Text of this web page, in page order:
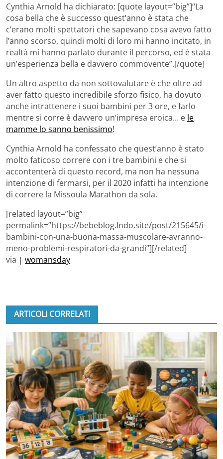
Cynthia Arnold ha dichiarato: [quote layout=”big”]“La
cosa bella che è successo quest’anno è stata che
c’erano molti spettatori che sapevano cosa avevo fatto
l’anno scorso, quindi molti di loro mi hanno incitato, in
realtà mi hanno parlato durante il percorso, ed è stata
un’esperienza bella e davvero commovente”.[/quote]
Un altro aspetto da non sottovalutare è che oltre ad
aver fatto questo incredibile sforzo fisico, ha dovuto
anche intrattenere i suoi bambini per 3 ore, e farlo
mentre si corre è davvero un’impresa eroica… e le
mamme lo sanno benissimo!
Cynthia Arnold ha confessato che quest’anno è stato
molto faticoso correre con i tre bambini e che si
accontenterà di questo record, ma non ha nessuna
intenzione di fermarsi, per il 2020 infatti ha intenzione
di correre la Missoula Marathon da sola.
[related layout=”big”
permalink=”https://bebeblog.lndo.site/post/215645/i-
bambini-con-una-buona-massa-muscolare-avranno-
meno-problemi-respiratori-da-grandi”][/related]
via | womansday
ARTICOLI CORRELATI